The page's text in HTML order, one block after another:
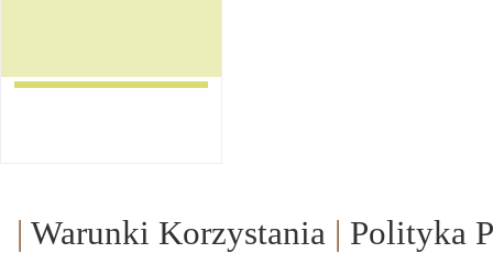
| Warunki Korzystania | Polityka